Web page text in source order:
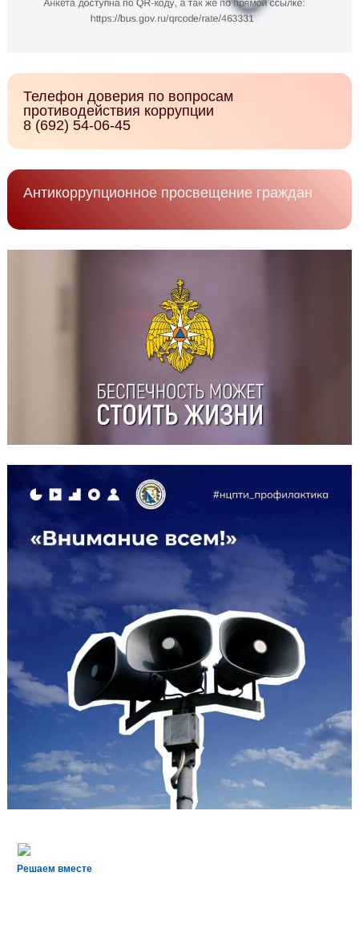
Телефон доверия по вопросам
противодействия коррупции
8 (692) 54-06-45
Антикоррупционное просвещение граждан
Решаем вместе